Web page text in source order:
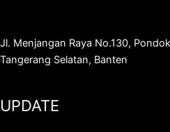
Jl. Menjangan Raya No.130,
Tangerang Selatan, Banten
UPDATE